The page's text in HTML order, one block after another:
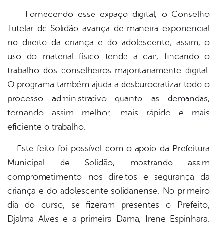
Fornecendo esse expaço digital, o Conselho
Tutelar de Solidão avança de maneira exponencial
no direito da criança e do adolescente; assim, o
uso do material físico tende a cair, fincando o
trabalho dos conselheiros majoritariamente digital.
O programa também ajuda a desburocratizar todo o
processo administrativo quanto as demandas,
tornando assim melhor, mais rápido e mais
eficiente o trabalho.
Este feito foi possível com o apoio da Prefeitura
Municipal de Solidão, mostrando assim
comprometimento nos direitos e segurança da
criança e do adolescente solidanense. No primeiro
dia do curso, se fizeram presentes o Prefeito,
Djalma Alves e a primeira Dama, Irene Espinhara.